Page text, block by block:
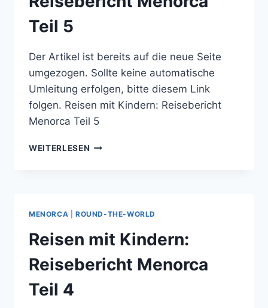
Teil 5
Der Artikel ist bereits auf die neue Seite
umgezogen. Sollte keine automatische
Umleitung erfolgen, bitte diesem Link
folgen. Reisen mit Kindern: Reisebericht
Menorca Teil 5
WEITERLESEN REISEN
MENORCA ROUND-THE-WORLD
Reisen mit Kindern:
Reisebericht Menorca
Teil 4